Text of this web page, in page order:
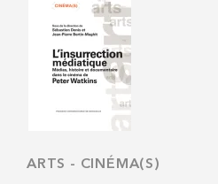
ARTS - CINÉMA(S)